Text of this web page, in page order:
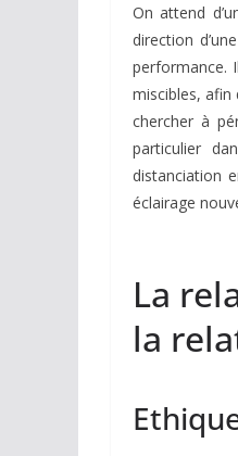
On attend
direction
performance.
miscibles, afin
chercher à
particulier
distanciation
éclairage
La
la